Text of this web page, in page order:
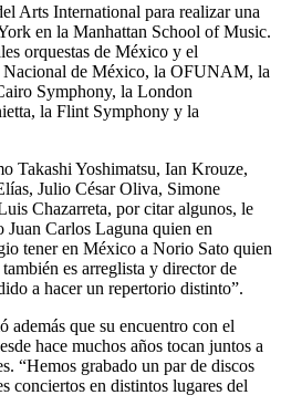
Arts International para realizar una
en la Manhattan School of Music.
orquestas de México y el
Nacional de México, la OFUNAM, la
Symphony, la London
la Flint Symphony y la
Takashi Yoshimatsu, Ian Krouze,
Julio César Oliva, Simone
Chazarreta, por citar algunos, le
Juan Carlos Laguna quien en
tener en México a Norio Sato quien
es arreglista y director de
a hacer un repertorio distinto”.
además que su encuentro con el
hace muchos años tocan juntos a
“Hemos grabado un par de discos
conciertos en distintos lugares del